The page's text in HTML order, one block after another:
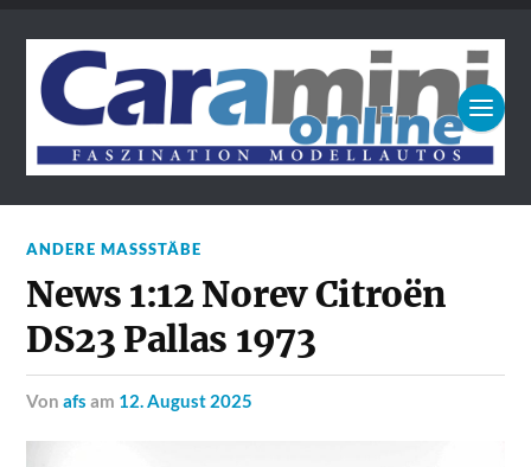
ANDERE MASSSTÄBE
News 1:12 Norev Citroën
DS23 Pallas 1973
vonafs am 12. August 2025